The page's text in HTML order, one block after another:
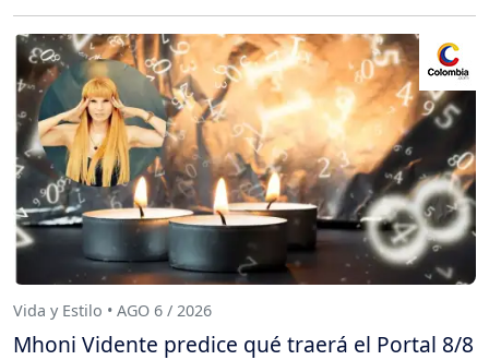
Vida y Estilo • AGO 6 / 2026
Mhoni Vidente predice qué traerá el Portal 8/8